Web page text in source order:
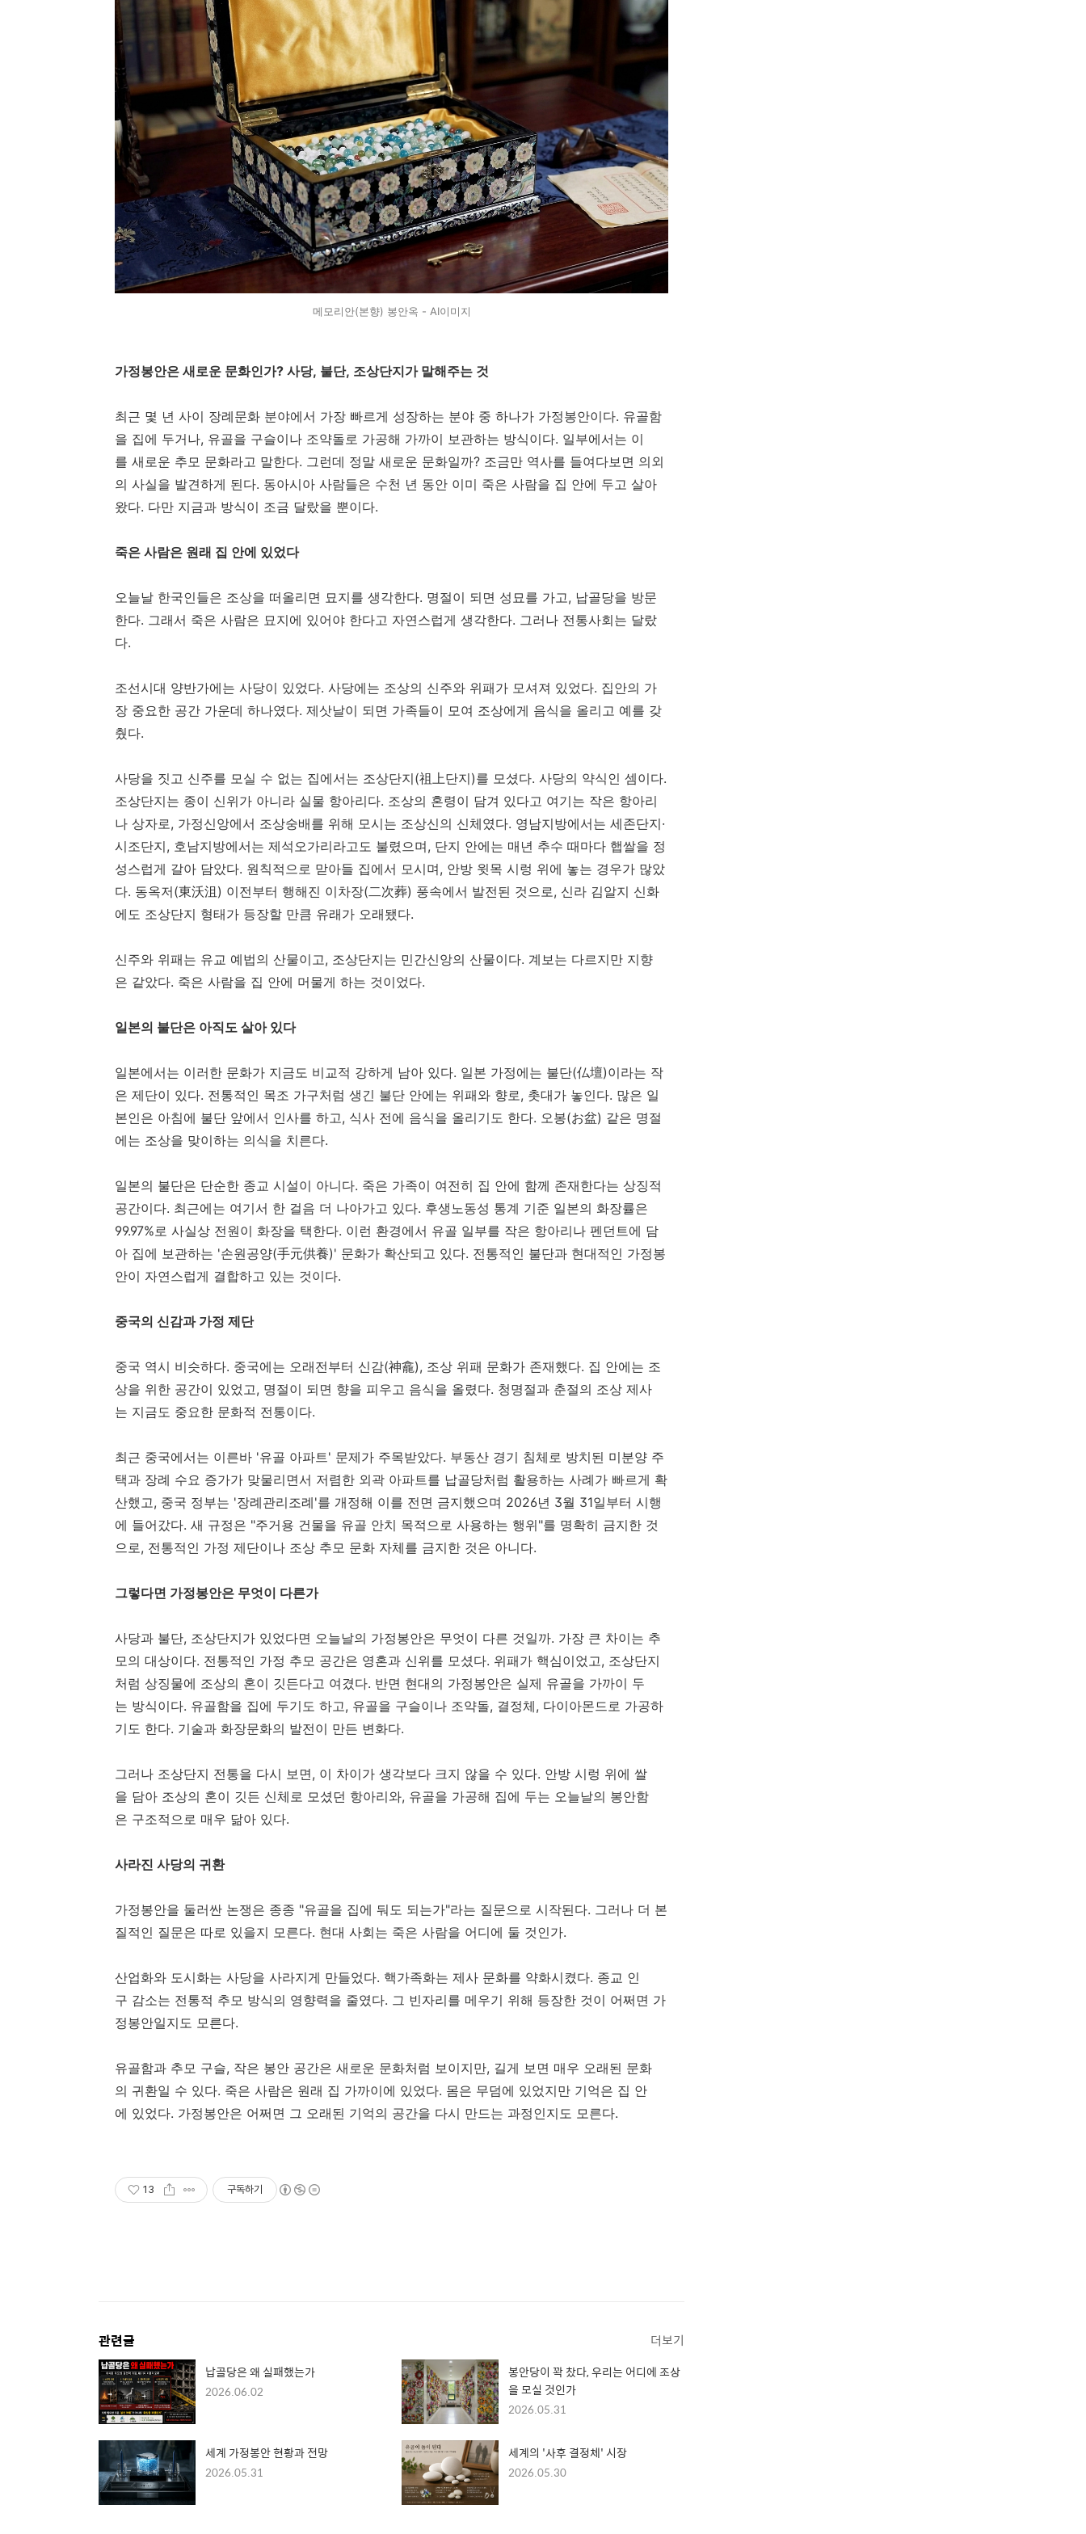
메모리안(본향) 봉안옥 - AI이미지
가정봉안은 새로운 문화인가? 사당, 불단, 조상단지가 말해주는 것
최근 몇 년 사이 장례문화 분야에서 가장 빠르게 성장하는 분야 중 하나가 가정봉안이다. 유골함
을 집에 두거나, 유골을 구슬이나 조약돌로 가공해 가까이 보관하는 방식이다. 일부에서는 이
를 새로운 추모 문화라고 말한다. 그런데 정말 새로운 문화일까? 조금만 역사를 들여다보면 의외
의 사실을 발견하게 된다. 동아시아 사람들은 수천 년 동안 이미 죽은 사람을 집 안에 두고 살아
왔다. 다만 지금과 방식이 조금 달랐을 뿐이다.
죽은 사람은 원래 집 안에 있었다
오늘날 한국인들은 조상을 떠올리면 묘지를 생각한다. 명절이 되면 성묘를 가고, 납골당을 방문
한다. 그래서 죽은 사람은 묘지에 있어야 한다고 자연스럽게 생각한다. 그러나 전통사회는 달랐
다.
조선시대 양반가에는 사당이 있었다. 사당에는 조상의 신주와 위패가 모셔져 있었다. 집안의 가
장 중요한 공간 가운데 하나였다. 제삿날이 되면 가족들이 모여 조상에게 음식을 올리고 예를 갖
췄다.
사당을 짓고 신주를 모실 수 없는 집에서는 조상단지(祖上단지)를 모셨다. 사당의 약식인 셈이다.
조상단지는 종이 신위가 아니라 실물 항아리다. 조상의 혼령이 담겨 있다고 여기는 작은 항아리
나 상자로, 가정신앙에서 조상숭배를 위해 모시는 조상신의 신체였다. 영남지방에서는 세존단지·
시조단지, 호남지방에서는 제석오가리라고도 불렸으며, 단지 안에는 매년 추수 때마다 햅쌀을 정
성스럽게 갈아 담았다. 원칙적으로 맏아들 집에서 모시며, 안방 윗목 시렁 위에 놓는 경우가 많았
다. 동옥저(東沃沮) 이전부터 행해진 이차장(二次葬) 풍속에서 발전된 것으로, 신라 김알지 신화
에도 조상단지 형태가 등장할 만큼 유래가 오래됐다.
신주와 위패는 유교 예법의 산물이고, 조상단지는 민간신앙의 산물이다. 계보는 다르지만 지향
은 같았다. 죽은 사람을 집 안에 머물게 하는 것이었다.
일본의 불단은 아직도 살아 있다
일본에서는 이러한 문화가 지금도 비교적 강하게 남아 있다. 일본 가정에는 불단(仏壇)이라는 작
은 제단이 있다. 전통적인 목조 가구처럼 생긴 불단 안에는 위패와 향로, 촛대가 놓인다. 많은 일
본인은 아침에 불단 앞에서 인사를 하고, 식사 전에 음식을 올리기도 한다. 오봉(お盆) 같은 명절
에는 조상을 맞이하는 의식을 치른다.
일본의 불단은 단순한 종교 시설이 아니다. 죽은 가족이 여전히 집 안에 함께 존재한다는 상징적
공간이다. 최근에는 여기서 한 걸음 더 나아가고 있다. 후생노동성 통계 기준 일본의 화장률은
99.97%로 사실상 전원이 화장을 택한다. 이런 환경에서 유골 일부를 작은 항아리나 펜던트에 담
아 집에 보관하는 '손원공양(手元供養)' 문화가 확산되고 있다. 전통적인 불단과 현대적인 가정봉
안이 자연스럽게 결합하고 있는 것이다.
중국의 신감과 가정 제단
중국 역시 비슷하다. 중국에는 오래전부터 신감(神龕), 조상 위패 문화가 존재했다. 집 안에는 조
상을 위한 공간이 있었고, 명절이 되면 향을 피우고 음식을 올렸다. 청명절과 춘절의 조상 제사
는 지금도 중요한 문화적 전통이다.
최근 중국에서는 이른바 '유골 아파트' 문제가 주목받았다. 부동산 경기 침체로 방치된 미분양 주
택과 장례 수요 증가가 맞물리면서 저렴한 외곽 아파트를 납골당처럼 활용하는 사례가 빠르게 확
산했고, 중국 정부는 '장례관리조례'를 개정해 이를 전면 금지했으며 2026년 3월 31일부터 시행
에 들어갔다. 새 규정은 "주거용 건물을 유골 안치 목적으로 사용하는 행위"를 명확히 금지한 것
으로, 전통적인 가정 제단이나 조상 추모 문화 자체를 금지한 것은 아니다.
그렇다면 가정봉안은 무엇이 다른가
사당과 불단, 조상단지가 있었다면 오늘날의 가정봉안은 무엇이 다른 것일까. 가장 큰 차이는 추
모의 대상이다. 전통적인 가정 추모 공간은 영혼과 신위를 모셨다. 위패가 핵심이었고, 조상단지
처럼 상징물에 조상의 혼이 깃든다고 여겼다. 반면 현대의 가정봉안은 실제 유골을 가까이 두
는 방식이다. 유골함을 집에 두기도 하고, 유골을 구슬이나 조약돌, 결정체, 다이아몬드로 가공하
기도 한다. 기술과 화장문화의 발전이 만든 변화다.
그러나 조상단지 전통을 다시 보면, 이 차이가 생각보다 크지 않을 수 있다. 안방 시렁 위에 쌀
을 담아 조상의 혼이 깃든 신체로 모셨던 항아리와, 유골을 가공해 집에 두는 오늘날의 봉안함
은 구조적으로 매우 닮아 있다.
사라진 사당의 귀환
가정봉안을 둘러싼 논쟁은 종종 "유골을 집에 둬도 되는가"라는 질문으로 시작된다. 그러나 더 본
질적인 질문은 따로 있을지 모른다. 현대 사회는 죽은 사람을 어디에 둘 것인가.
산업화와 도시화는 사당을 사라지게 만들었다. 핵가족화는 제사 문화를 약화시켰다. 종교 인
구 감소는 전통적 추모 방식의 영향력을 줄였다. 그 빈자리를 메우기 위해 등장한 것이 어쩌면 가
정봉안일지도 모른다.
유골함과 추모 구슬, 작은 봉안 공간은 새로운 문화처럼 보이지만, 길게 보면 매우 오래된 문화
의 귀환일 수 있다. 죽은 사람은 원래 집 가까이에 있었다. 몸은 무덤에 있었지만 기억은 집 안
에 있었다. 가정봉안은 어쩌면 그 오래된 기억의 공간을 다시 만드는 과정인지도 모른다.
13 구독하기
관련글 더보기
납골당은 왜 실패했는가
2026.06.02
봉안당이 꽉 찼다, 우리는 어디에 조상
을 모실 것인가
2026.05.31
세계 가정봉안 현황과 전망
2026.05.31
세계의 '사후 결정체' 시장
2026.05.30